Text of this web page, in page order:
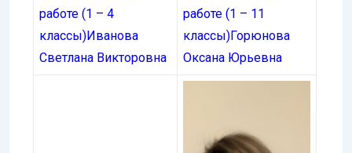
работе (1 – 4
классы)Иванова
Светлана Викторовна
работе (1 – 11
классы)Горюнова
Оксана Юрьевна